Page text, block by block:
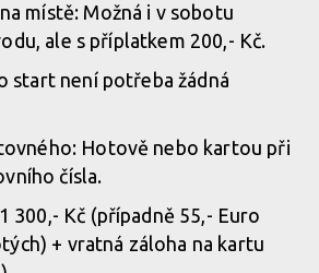
místě: Možná i v sobotu
ale s příplatkem 200,- Kč.
start není potřeba žádná
Hotově nebo kartou při
čísla.
300,- Kč (případně 55,- Euro
+ vratná záloha na kartu